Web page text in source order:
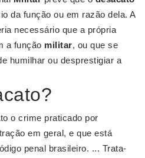
da função ou em razão dela. A
necessário que a própria
a função militar, ou que se
humilhar ou desprestigiar a
o crime praticado por
em geral, e que está
penal brasileiro. ... Trata-